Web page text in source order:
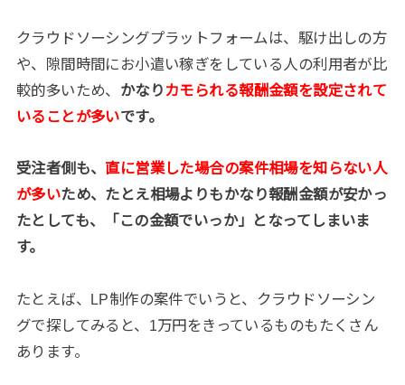
クラウドソーシングプラットフォームは、駆け出しの方
や、隙間時間にお小遣い稼ぎをしている人の利用者が比
較的多いため、 かなり カモられる報酬金額を設定されて
いることが多いです。
受注者側も、 直に営業した場合の案件相場を知らない人
が多いため、たとえ相場よりもかなり報酬金額が安かっ
たとしても、「この金額でいっか」となってしまいま
す。
たとえば、LP制作の案件でいうと、クラウドソーシン
グで探してみると、1万円をきっているものもたくさん
あります。